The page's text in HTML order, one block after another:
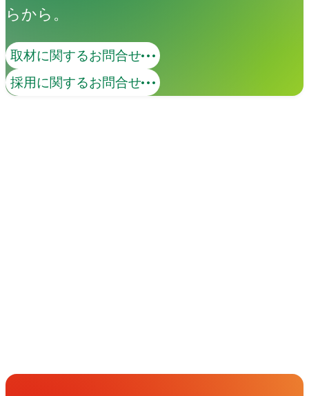
らから。
取材に関するお問合せ
採用に関するお問合せ
Get in Touchお問い合わせ